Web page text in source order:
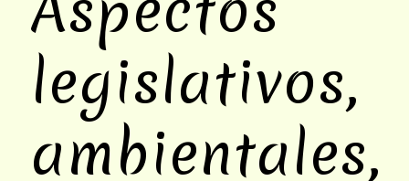
legislativos,
ambientales,